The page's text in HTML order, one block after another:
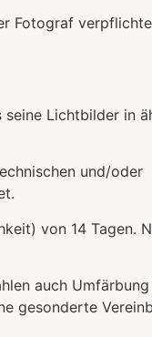
Fotograf
Lichtbilder in
und/oder
von 14 Tagen.
auch
gesonderte